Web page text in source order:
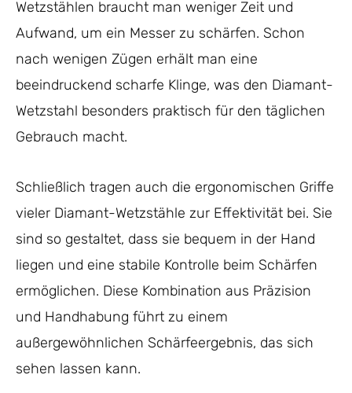
Wetzstählen braucht man weniger Zeit und
Aufwand, um ein Messer zu schärfen. Schon
nach wenigen Zügen erhält man eine
beeindruckend scharfe Klinge, was den Diamant-
Wetzstahl besonders praktisch für den täglichen
Gebrauch macht.
Schließlich tragen auch die ergonomischen Griffe
vieler Diamant-Wetzstähle zur Effektivität bei. Sie
sind so gestaltet, dass sie bequem in der Hand
liegen und eine stabile Kontrolle beim Schärfen
ermöglichen. Diese Kombination aus Präzision
und Handhabung führt zu einem
außergewöhnlichen Schärfeergebnis, das sich
sehen lassen kann.